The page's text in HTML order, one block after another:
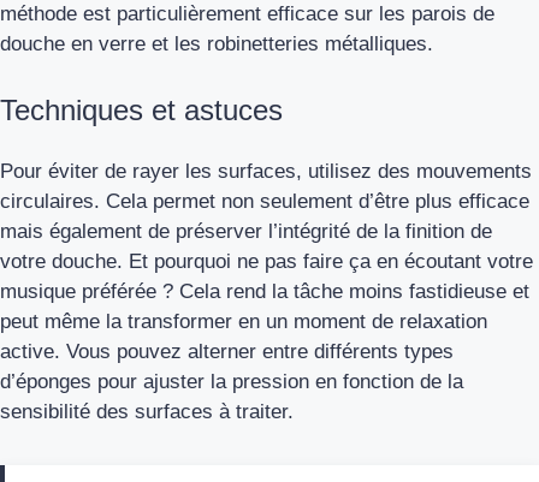
méthode est particulièrement efficace sur les parois de
douche en verre et les robinetteries métalliques.
Techniques et astuces
Pour éviter de rayer les surfaces, utilisez des mouvements
circulaires. Cela permet non seulement d’être plus efficace
mais également de préserver l’intégrité de la finition de
votre douche. Et pourquoi ne pas faire ça en écoutant votre
musique préférée ? Cela rend la tâche moins fastidieuse et
peut même la transformer en un moment de relaxation
active. Vous pouvez alterner entre différents types
d’éponges pour ajuster la pression en fonction de la
sensibilité des surfaces à traiter.